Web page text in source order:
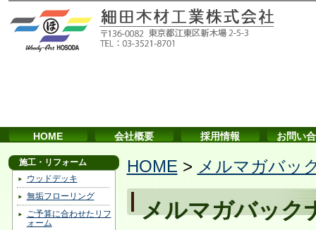
HOME 会社概要 採用情報 お問い
施工・リフォーム
ウッドデッキ
無垢フローリング
ご予算に合わせたリフ
ォーム
HOME > メルマガバッ
メルマガバック